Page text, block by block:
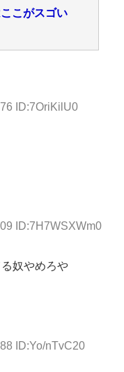
こがスゴい
ID:7OriKilU0
ID:7H7WSXWm0
奴やめろや
ID:Yo/nTvC20